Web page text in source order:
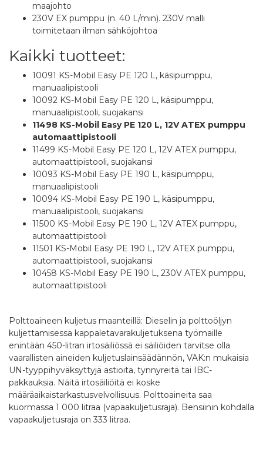
maajohto
230V EX pumppu (n. 40 L/min). 230V malli
toimitetaan ilman sähköjohtoa
Kaikki tuotteet:
10091 KS-Mobil Easy PE 120 L, käsipumppu,
manuaalipistooli
10092 KS-Mobil Easy PE 120 L, käsipumppu,
manuaalipistooli, suojakansi
11498 KS-Mobil Easy PE 120 L, 12V ATEX pumppu
automaattipistooli
11499 KS-Mobil Easy PE 120 L, 12V ATEX pumppu,
automaattipistooli, suojakansi
10093 KS-Mobil Easy PE 190 L, käsipumppu,
manuaalipistooli
10094 KS-Mobil Easy PE 190 L, käsipumppu,
manuaalipistooli, suojakansi
11500 KS-Mobil Easy PE 190 L, 12V ATEX pumppu,
automaattipistooli
11501 KS-Mobil Easy PE 190 L, 12V ATEX pumppu,
automaattipistooli, suojakansi
10458 KS-Mobil Easy PE 190 L, 230V ATEX pumppu,
automaattipistooli
Polttoaineen kuljetus maanteillä: Dieselin ja polttoöljyn
kuljettamisessa kappaletavarakuljetuksena työmaille
enintään 450-litran irtosäiliössä ei säiliöiden tarvitse olla
vaarallisten aineiden kuljetuslainsäädännön, VAK:n mukaisia
UN-tyyppihyväksyttyjä astioita, tynnyreitä tai IBC-
pakkauksia. Näitä irtosäiliöitä ei koske
määräaikaistarkastusvelvollisuus. Polttoaineita saa
kuormassa 1 000 litraa (vapaakuljetusraja). Bensiinin kohdalla
vapaakuljetusraja on 333 litraa.